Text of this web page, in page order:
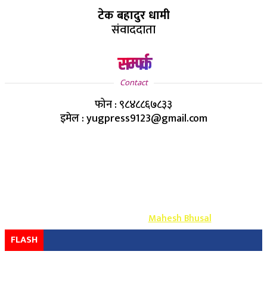
टेक बहादुर धामी
संवाददाता
सम्पर्क
Contact
फोन : ९८४८८६७८३३
इमेल : yugpress9123@gmail.com
Design & Develop By-Mahesh Bhusal
FLASH